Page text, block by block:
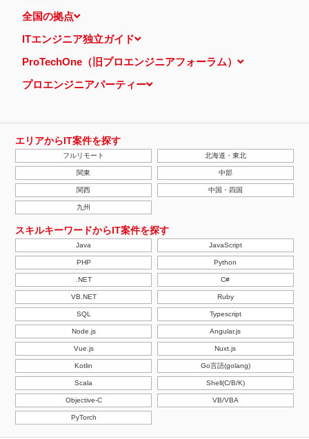
全国の拠点
ITエンジニア独立ガイド
ProTechOne（旧プロエンジニアフォーラム）
プロエンジニアパーティー
エリアからIT案件を探す
フルリモート 北海道・東北
関東 中部
関西 中国・四国
九州
スキルキーワードからIT案件を探す
Java JavaScript
PHP Python
.NET C#
VB.NET Ruby
SQL Typescript
Node.js Angular.js
Vue.js Nuxt.js
Kotlin Go言語(golang)
Scala Shell(C/B/K)
Objective-C VB/VBA
PyTorch